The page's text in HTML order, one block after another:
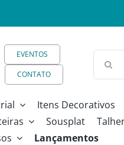
EVENTOS
CONTATO
Itens Decorativos
Sousplat
Lançamentos